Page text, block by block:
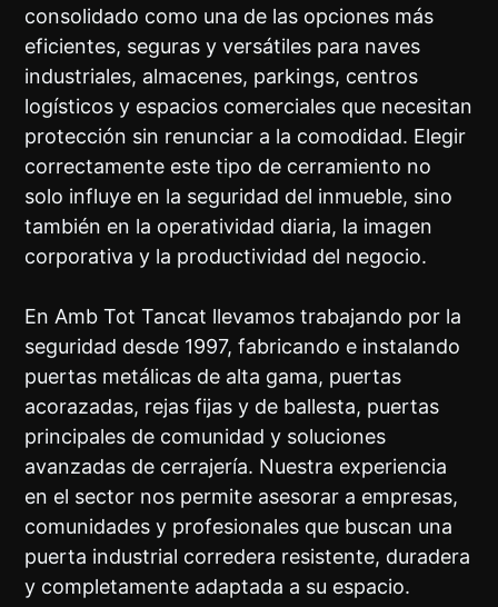
consolidado como una de las opciones más
eficientes, seguras y versátiles para naves
industriales, almacenes, parkings, centros
logísticos y espacios comerciales que necesitan
protección sin renunciar a la comodidad. Elegir
correctamente este tipo de cerramiento no
solo influye en la seguridad del inmueble, sino
también en la operatividad diaria, la imagen
corporativa y la productividad del negocio.
En Amb Tot Tancat llevamos trabajando por la
seguridad desde 1997, fabricando e instalando
puertas metálicas de alta gama, puertas
acorazadas, rejas fijas y de ballesta, puertas
principales de comunidad y soluciones
avanzadas de cerrajería. Nuestra experiencia
en el sector nos permite asesorar a empresas,
comunidades y profesionales que buscan una
puerta industrial corredera resistente, duradera
y completamente adaptada a su espacio.